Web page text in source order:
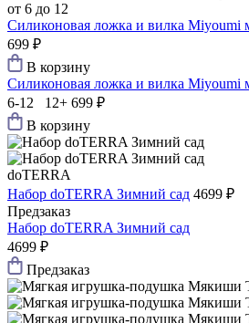
от 6 до 12
Силиконовая ложка и вилка Мiyoumi
699 ₽
В корзину
Силиконовая ложка и вилка Мiyoumi
6-12 12+ 699 ₽
В корзину
doTERRA
Набор doTERRA Зимний сад 4699 ₽
Предзаказ
Набор doTERRA Зимний сад
4699 ₽
Предзаказ